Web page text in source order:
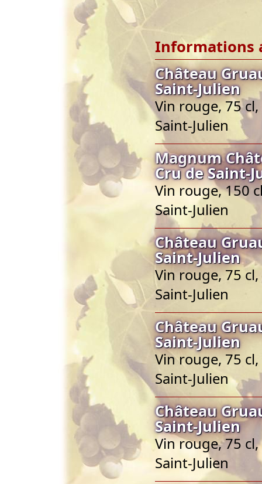
Informations
Château
Saint-Julien
Vin rouge, 75
Saint-Julien
Magnum
Cru de Saint-
Vin rouge, 150
Saint-Julien
Château
Saint-Julien
Vin rouge, 75
Saint-Julien
Château
Saint-Julien
Vin rouge, 75
Saint-Julien
Château
Saint-Julien
Vin rouge, 75
Saint-Julien